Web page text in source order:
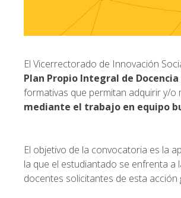
El Vicerrectorado de Innovación
Plan Propio Integral de
formativas que permitan adquirir y/o
mediante el trabajo en equipo
El objetivo de la convocatoria es la
la que el estudiantado se enfrenta a
docentes solicitantes de esta